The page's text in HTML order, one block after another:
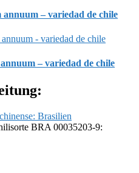
– variedad de chile
– variedad de chile
BRA 00035203-9: